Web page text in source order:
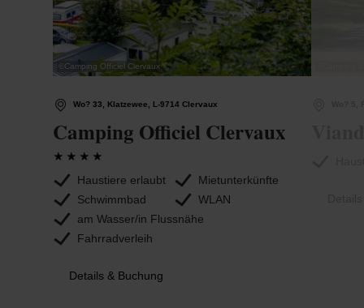
© Camping Officiel Clervaux
Wo? 33, Klatzewee, L-9714 Clervaux
Camping Officiel Clervaux
Haustiere erlaubt
Mietunterkünfte
Schwimmbad
WLAN
am Wasser/in Flussnähe
Fahrradverleih
Details & Buchung